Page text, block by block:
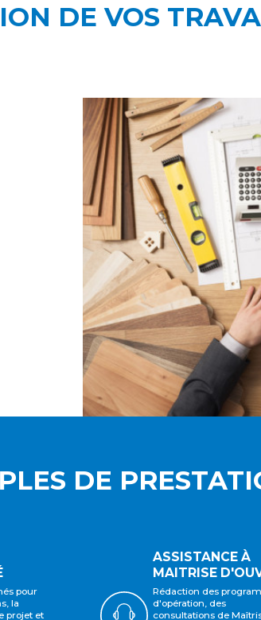
DE VOS
DE
pour
la
projet et
ASSISTANCE À
MAITRISE
Rédaction des
d'opération, des
consultations de